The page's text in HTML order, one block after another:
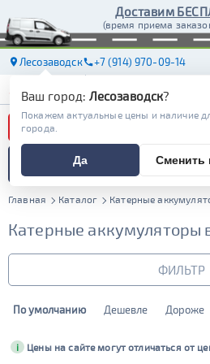
Доставим
(время приема
Лесозаводск +7 (914) 970-09-14
АКБ
ПОДБОР АККУМУЛЯТОРА
СПЕЦИАЛИСТОМ
Главная Каталог Катерные
Катерные аккумуляторы
ФИЛЬТР
По умолчанию Дешевле Дороже
i Цены на сайте могут отличаться от
Ваш город: Лесозаводск?
Покажем актуальные цены и наличие
города.
Да Сменить